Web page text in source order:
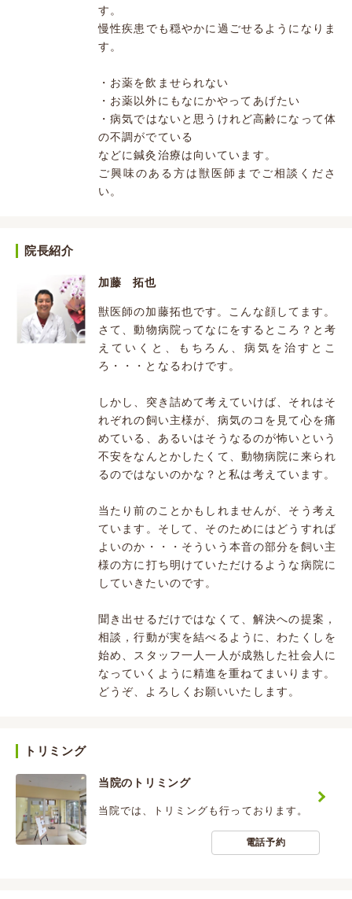
す。
慢性疾患でも穏やかに過ごせるようになりま
す。
・お薬を飲ませられない
・お薬以外にもなにかやってあげたい
・病気ではないと思うけれど高齢になって体
の不調がでている
などに鍼灸治療は向いています。
ご興味のある方は獣医師までご相談くださ
い。
院長紹介
加藤 拓也
獣医師の加藤拓也です。こんな顔してます。
さて、動物病院ってなにをするところ？と考
えていくと、もちろん、病気を治すとこ
ろ・・・となるわけです。
しかし、突き詰めて考えていけば、それはそ
れぞれの飼い主様が、病気のコを見て心を痛
めている、あるいはそうなるのが怖いという
不安をなんとかしたくて、動物病院に来られ
るのではないのかな？と私は考えています。
当たり前のことかもしれませんが、そう考え
ています。そして、そのためにはどうすれば
よいのか・・・そういう本音の部分を飼い主
様の方に打ち明けていただけるような病院に
していきたいのです。
聞き出せるだけではなくて、解決への提案，
相談，行動が実を結べるように、わたくしを
始め、スタッフ一人一人が成熟した社会人に
なっていくように精進を重ねてまいります。
どうぞ、よろしくお願いいたします。
トリミング
当院のトリミング
当院では、トリミングも行っております。
電話予約